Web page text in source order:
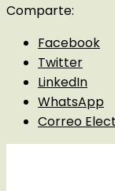
Comparte:
Facebook
Twitter
LinkedIn
WhatsApp
Correo